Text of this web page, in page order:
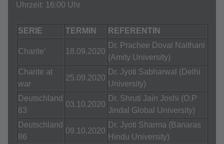
Uhrzeit: 16:00 Uhr
SERIE TERMIN REFERENTIN
Charite‘ 18.09.2020
Dr. Prachee Doval Naithani
(Amity University)
Charite at
war
25.09.2020
Dr. Jyoti Sabharwal (Delhi
University)
Deutschland
83
03.10.2020
Dr. Shruti Jain Joshi (O.P
Jindal Global University)
Deutschland
86
09.10.2020
Dr. Jyoti Sharma (Banaras
Hindu University)